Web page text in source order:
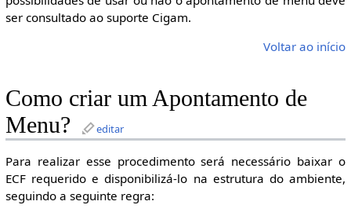
ser consultado ao suporte Cigam.
Voltar ao início
Como criar um Apontamento de
Menu?
editar
Para realizar esse procedimento será necessário baixar o
ECF requerido e disponibilizá-lo na estrutura do ambiente,
seguindo a seguinte regra: